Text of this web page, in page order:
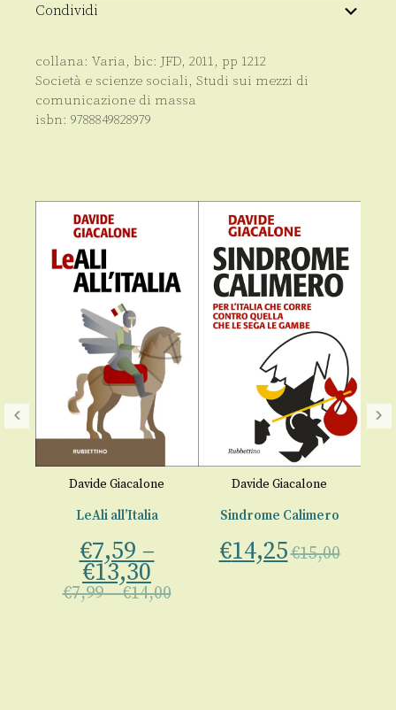
Condividi
collana: Varia, bic: JFD, 2011, pp 1212
Società e scienze sociali, Studi sui mezzi di
comunicazione di massa
isbn: 9788849828979
Davide Giacalone
LeAli all’Italia
€7,59 –
€13,30
€7,99–€14,00
Davide Giacalone
Sindrome Calimero
€14,25€15,00